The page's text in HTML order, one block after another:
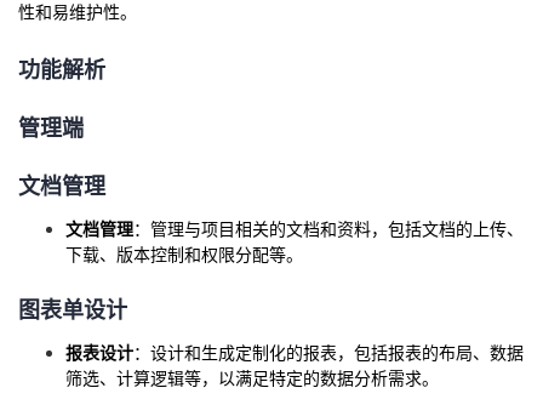
开
的
我
性和易维护性。
功能解析
管理端
文档管理
文档管理：管理与项目相关的文档和资料，包括文档的上传、
下载、版本控制和权限分配等。
图表单设计
报表设计：设计和生成定制化的报表，包括报表的布局、数据
筛选、计算逻辑等，以满足特定的数据分析需求。